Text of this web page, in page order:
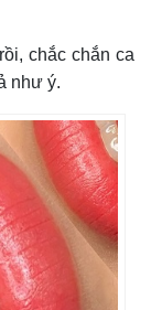
chắc chắn ca
như ý.